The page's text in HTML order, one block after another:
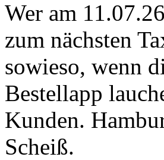
Wer am
zum nächsten
sowieso, wenn
Bestellapp
Kunden.
Scheiß.